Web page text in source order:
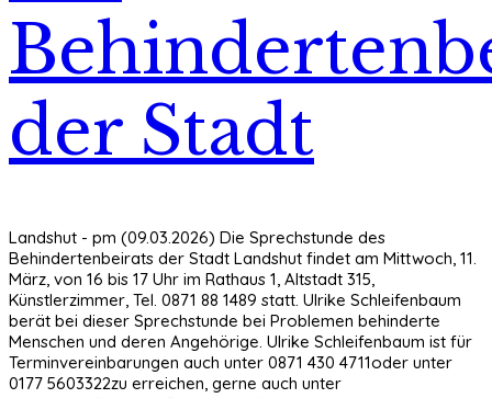
der Stadt
Landshut - pm (09.03.2026) Die Sprechstunde des
Behindertenbeirats der Stadt Landshut findet am Mittwoch, 11.
März, von 16 bis 17 Uhr im Rathaus 1, Altstadt 315,
Künstlerzimmer, Tel. 0871 88 1489 statt. Ulrike Schleifenbaum
berät bei dieser Sprechstunde bei Problemen behinderte
Menschen und deren Angehörige. Ulrike Schleifenbaum ist für
Terminvereinbarungen auch unter 0871 430 4711oder unter
0177 5603322zu erreichen, gerne auch unter